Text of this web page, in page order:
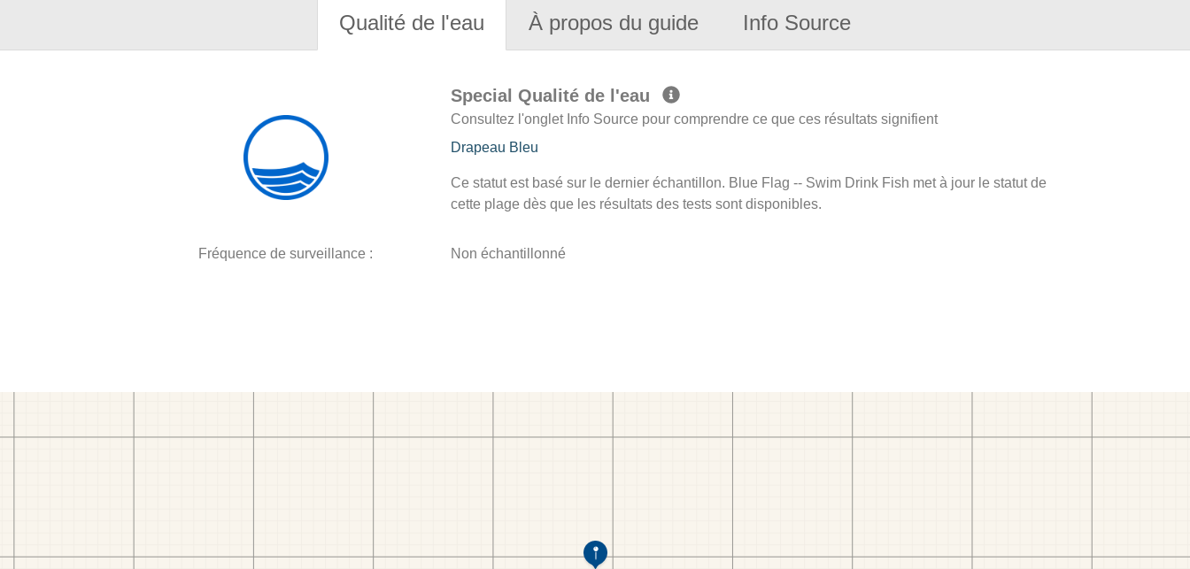
Qualité de l'eau À propos du guide Info Source
Special Qualité de l'eau
Consultez l'onglet Info Source pour comprendre ce que ces résultats signifient
Drapeau Bleu
Ce statut est basé sur le dernier échantillon. Blue Flag -- Swim Drink Fish met à jour le statut de
cette plage dès que les résultats des tests sont disponibles.
Fréquence de surveillance : Non échantillonné